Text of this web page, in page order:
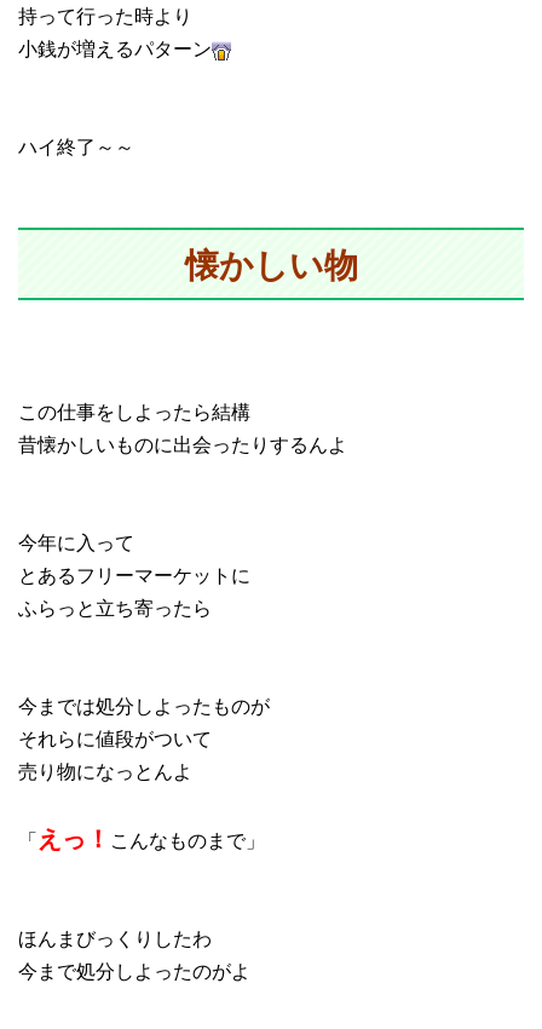
持って行った時より
小銭が増えるパターン
ハイ終了～～
懐かしい物
この仕事をしよったら結構
昔懐かしいものに出会ったりするんよ
今年に入って
とあるフリーマーケットに
ふらっと立ち寄ったら
今までは処分しよったものが
それらに値段がついて
売り物になっとんよ
「えっ！ こんなものまで」
ほんまびっくりしたわ
今まで処分しよったのがよ